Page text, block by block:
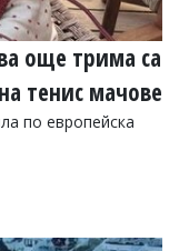
още трима са
тенис мачове
по европейска